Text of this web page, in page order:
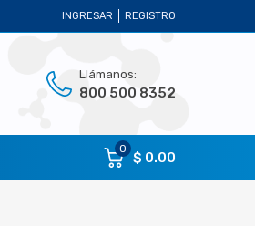
INGRESAR REGISTRO
Llámanos:
800 500 8352
0
$ 0.00